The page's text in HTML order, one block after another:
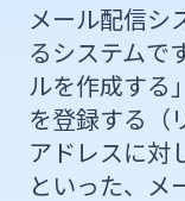
メール配信シ
るシステムで
ルを作成する
を登録する（
アドレスに対
といった、メ